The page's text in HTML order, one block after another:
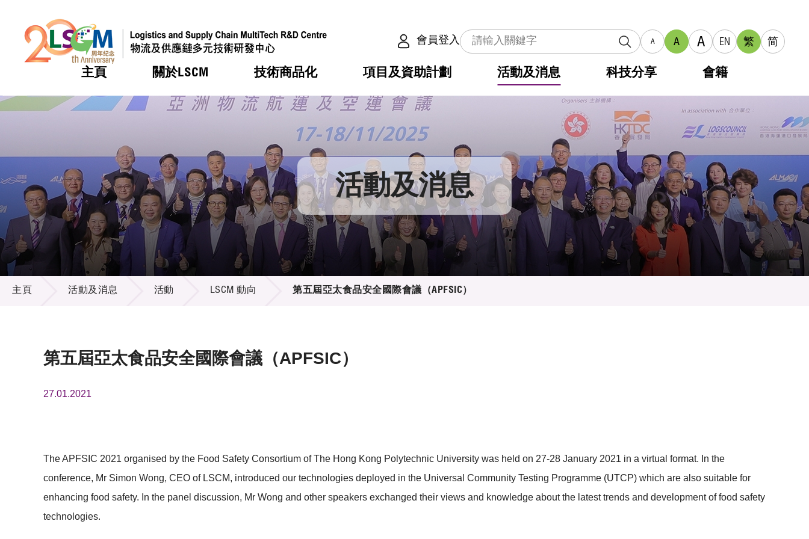
會員登入 A A A EN 繁 简
主頁 關於LSCM
熱門 機構簡介
組織架構
組織架構
董事局
研究顧問
招標通告
技術商品化
熱門 服務
可獲授權之技術
應用於公共服務之創新技術
重點項目
項目及資助計劃
熱門 合作計劃
資助計劃
資助計劃
稅務優惠
申請
評審
徵求研發項目計劃書
項目資料庫
活動及消息
熱門 活動
獎項
新聞中心
媒體報導
新聞稿
資訊中心
多媒體
出版刊物
科技分享 會籍
熱門 會籍及服務
會員列表
會員登入 活動及消息
活動及消息
主頁 活動及消息 活動 LSCM 動向 第五屆亞太食品安全國際會議（APFSIC）
第五屆亞太食品安全國際會議（APFSIC）
27.01.2021
The APFSIC 2021 organised by the Food Safety Consortium of The Hong Kong Polytechnic University was held on 27-28 January 2021 in a virtual format. In the
conference, Mr Simon Wong, CEO of LSCM, introduced our technologies deployed in the Universal Community Testing Programme (UTCP) which are also suitable for
enhancing food safety. In the panel discussion, Mr Wong and other speakers exchanged their views and knowledge about the latest trends and development of food safety
technologies.